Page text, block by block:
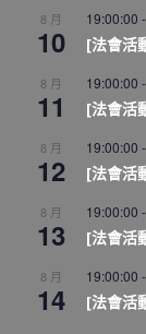
8 月
10
19:00:00 -
[法會活
8 月
11
19:00:00 -
[法會活
8 月
12
19:00:00 -
[法會活
8 月
13
19:00:00 -
[法會活
8 月
14
19:00:00 -
[法會活